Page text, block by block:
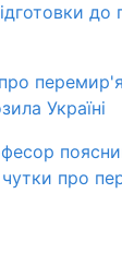
до
Україні
про